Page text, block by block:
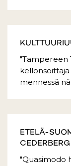
"Tampereen
mennessä
ETELÄ-
CEDERBERG
"Quasimodo